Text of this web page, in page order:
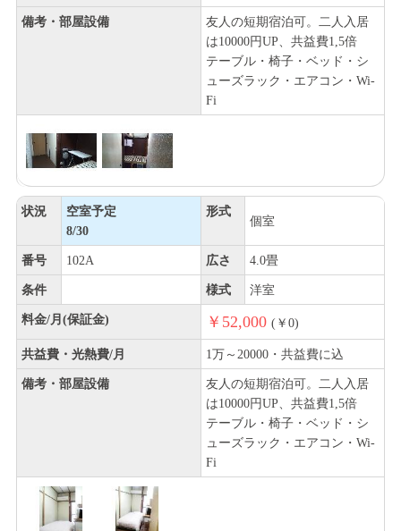
備考・部屋設備
友人の短期宿泊可。二人入居
は10000円UP、共益費1,5倍
テーブル・椅子・ベッド・シ
ューズラック・エアコン・Wi-
Fi
状況
空室予定
8/30
形式
個室
番号 102A 広さ 4.0畳
条件 様式 洋室
料金/月(保証金) ￥52,000 (￥0)
共益費・光熱費/月 1万～20000・共益費に込
備考・部屋設備
友人の短期宿泊可。二人入居
は10000円UP、共益費1,5倍
テーブル・椅子・ベッド・シ
ューズラック・エアコン・Wi-
Fi